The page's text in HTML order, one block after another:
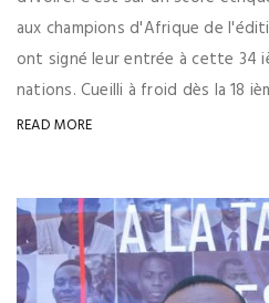
aux champions d'Afrique de
ont signé leur entrée à cette 34
nations. Cueilli à froid dès la 18
READ MORE